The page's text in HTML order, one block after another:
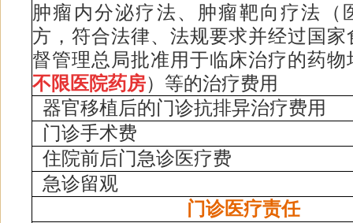
肿瘤内分泌疗法、肿瘤靶向疗法（
方，符合法律、法规要求并经过国家
督管理总局批准用于临床治疗的药物
不限医院药房）等的治疗费用
器官移植后的门诊抗排异治疗费用
门诊手术费
住院前后门急诊医疗费
急诊留观
门诊医疗责任